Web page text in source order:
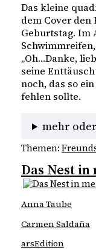
Das kleine
dem Cover den
Geburtstag. Im
„Oh…Danke,
seine
noch, das so
fehlen sollte.
mehr
Themen:
Das Nest
Anna Taube
Carmen Saldaña
arsEdition